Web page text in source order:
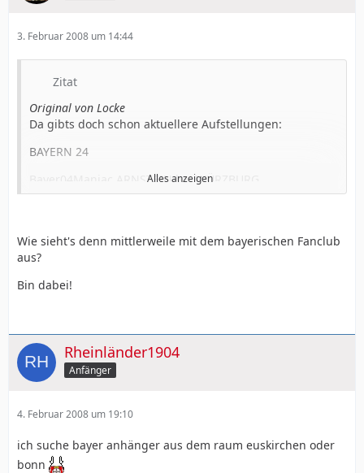
3. Februar 2008 um 14:44
Zitat
Original von Locke
Da gibts doch schon aktuellere Aufstellungen:
BAYERN 24
Bayer04Maniac ARNSTEIN bei WÜRZBURG
Haemoglobin AUGSBURG
Klose Bayreuth
BayerBjörn FREYUNG bei PASSAU
PSRNS HUISHEIM/NÖRDLINGER RIES
Natalie KULMBACH
Bayer-Häschen LANDSHUT
Baresi MÜNCHEN
sdt105 MÜNCHEN
lev-freak MüNCHEN-GRÄFELING
SechsZuNull NÜRNBERG
Bayer - Girl Vroni OETTINGEN/NÖRDLINGER RIES
Alles anzeigen
Wie sieht's denn mittlerweile mit dem bayerischen Fanclub
aus?
Bin dabei!
Rheinländer1904
Anfänger
4. Februar 2008 um 19:10
ich suche bayer anhänger aus dem raum euskirchen oder
bonn